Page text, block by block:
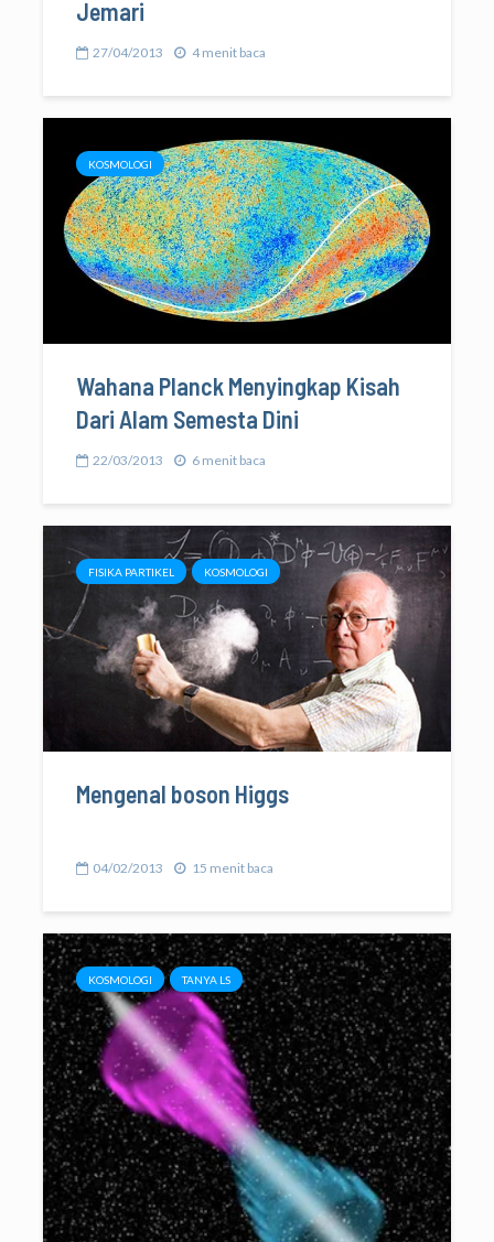
Jemari
27/04/2013 4 menit baca
KOSMOLOGI
Wahana Planck Menyingkap Kisah
Dari Alam Semesta Dini
22/03/2013 6 menit baca
FISIKA PARTIKEL KOSMOLOGI
Mengenal boson Higgs
04/02/2013 15 menit baca
KOSMOLOGI TANYA LS